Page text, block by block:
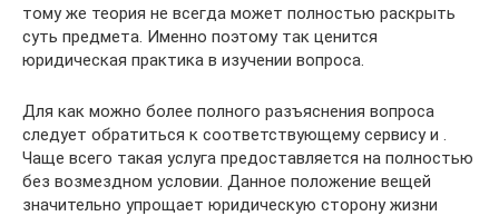
тому же теория не всегда может полностью раскрыть
суть предмета. Именно поэтому так ценится
юридическая практика в изучении вопроса.
Для как можно более полного разъяснения вопроса
следует обратиться к соответствующему сервису и .
Чаще всего такая услуга предоставляется на полностью
без возмездном условии. Данное положение вещей
значительно упрощает юридическую сторону жизни